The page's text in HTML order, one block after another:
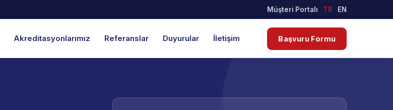
Müşteri Portalı TR EN
Akreditasyonlarımız Referanslar Duyurular İletişim Başvuru Formu